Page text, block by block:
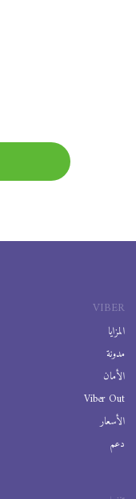
VIBER
المزايا
مدونة
الأمان
Viber Out
الأسعار
دعم